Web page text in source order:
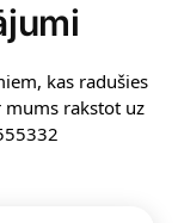
kas radušies
mums rakstot uz